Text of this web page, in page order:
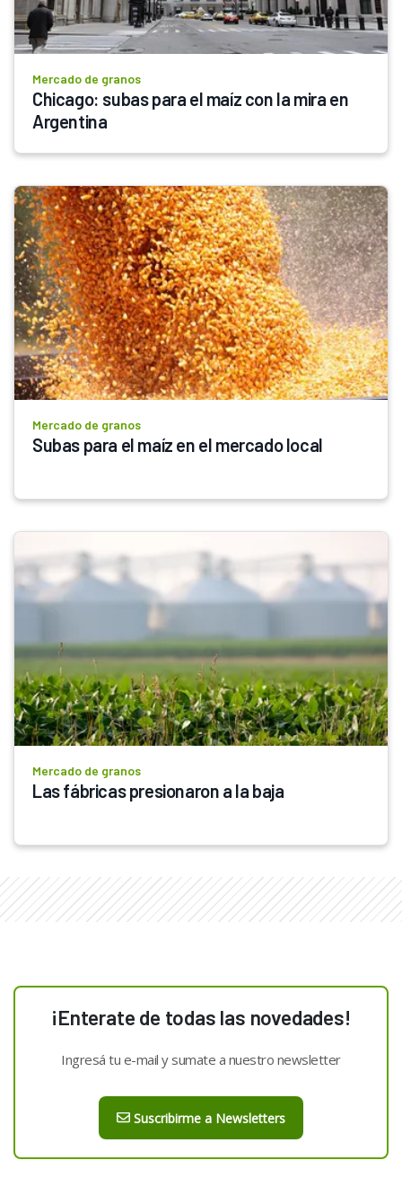
Mercado de granos
Chicago: subas para el maíz con la mira en
Argentina
Mercado de granos
Subas para el maíz en el mercado local
Mercado de granos
Las fábricas presionaron a la baja
¡Enterate de todas las novedades!
Ingresá tu e-mail y sumate a nuestro newsletter
Suscribirme a Newsletters